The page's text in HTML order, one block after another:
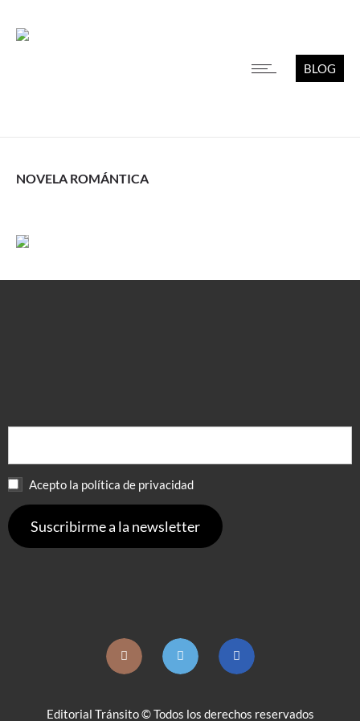
BLOG
NOVELA ROMÁNTICA
Acepto la política de privacidad
Editorial Tránsito © Todos los derechos reservados